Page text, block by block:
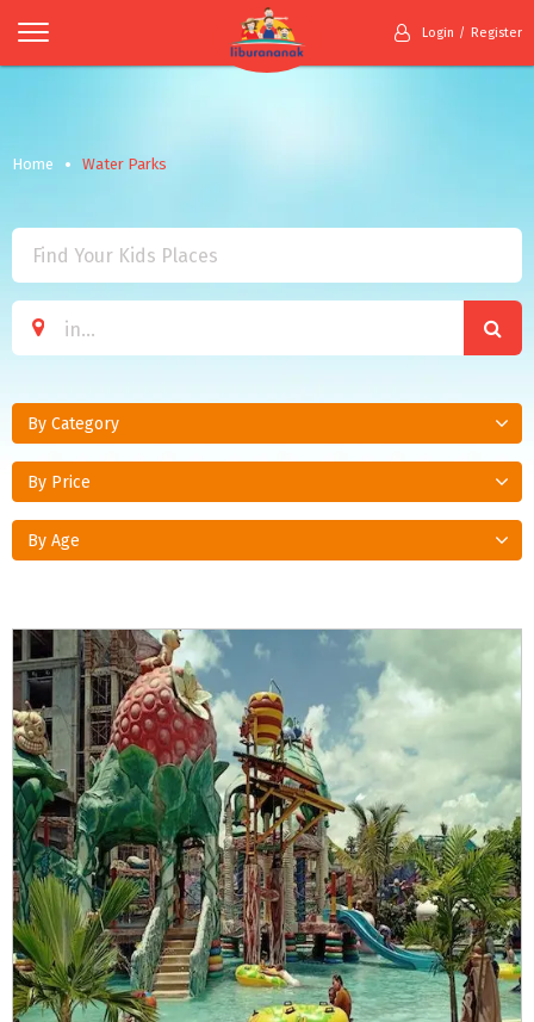
Login Register
Home Water Parks
By Category
By Price
By Age